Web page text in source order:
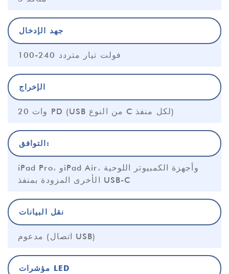
جهد الإدخال
100-240 فولت تيار متردد
الإخراج
20 وات PD (USB من النوع C لكل منفذ)
التوافق:
iPad Pro، وiPad Air، وأجهزة الكمبيوتر اللوحية
الأخرى المزودة بمنفذ USB-C
نقل البيانات
مدعوم (اتصال USB)
مؤشرات LED